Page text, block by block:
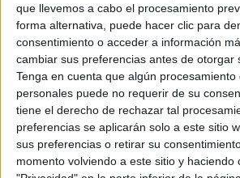
que llevemos a cabo el procesamiento
forma alternativa, puede hacer clic para
consentimiento o acceder a información
cambiar sus preferencias antes de otorgar
Tenga en cuenta que algún procesamiento
personales puede no requerir de su
tiene el derecho de rechazar tal
preferencias se aplicarán solo a este sitio
sus preferencias o retirar su
momento volviendo a este sitio y haciendo
Preinscripción online 2026:
y nuestros mejores consejos